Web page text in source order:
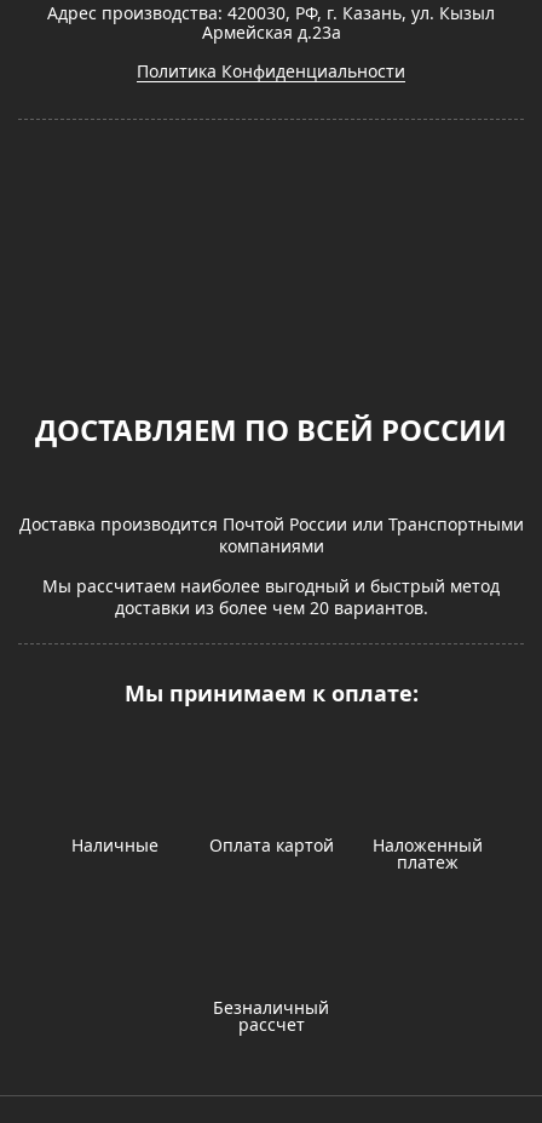
Адрес производства: 420030, РФ, г. Казань, ул. Кызыл
Армейская д.23а
Политика Конфиденциальности
ДОСТАВЛЯЕМ ПО ВСЕЙ РОССИИ
Доставка производится Почтой России или Транспортными
компаниями
Мы рассчитаем наиболее выгодный и быстрый метод
доставки из более чем 20 вариантов.
Мы принимаем к оплате:
Наличные Оплата картой Наложенный
платеж
Безналичный
рассчет